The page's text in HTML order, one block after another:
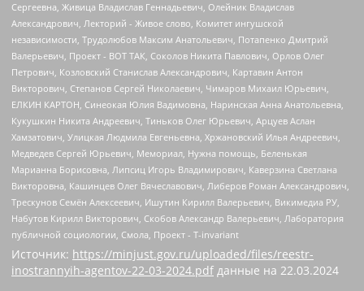
Источник: https://minjust.gov.ru/uploaded/files/reestr-
inostrannyih-agentov-22-03-2024.pdf данные на 22.03.2024